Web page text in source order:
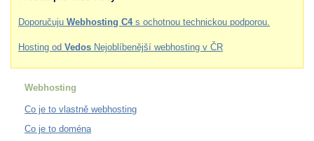
Doporučuju Webhosting C4s ochotnou technickou podporou.
Hosting od Vedos Nejoblíbenější webhosting v ČR
Webhosting
Co je to vlastně webhosting
Co je to doména